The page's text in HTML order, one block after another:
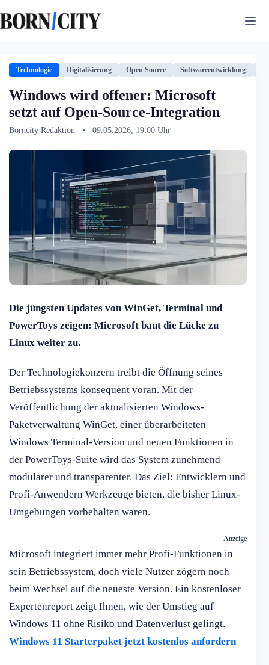
Inhalt
springen
Technologie Digitalisierung Open Source Softwareentwicklung
Windows wird offener: Microsoft
setzt auf Open-Source-Integration
Borncity Redaktion • 09.05.2026, 19:00 Uhr
Die jüngsten Updates von WinGet, Terminal und
PowerToys zeigen: Microsoft baut die Lücke zu
Linux weiter zu.
Der Technologiekonzern treibt die Öffnung seines
Betriebssystems konsequent voran. Mit der
Veröffentlichung der aktualisierten Windows-
Paketverwaltung WinGet, einer überarbeiteten
Windows Terminal-Version und neuen Funktionen in
der PowerToys-Suite wird das System zunehmend
modularer und transparenter. Das Ziel: Entwicklern und
Profi-Anwendern Werkzeuge bieten, die bisher Linux-
Umgebungen vorbehalten waren.
Anzeige
Microsoft integriert immer mehr Profi-Funktionen in
sein Betriebssystem, doch viele Nutzer zögern noch
beim Wechsel auf die neueste Version. Ein kostenloser
Expertenreport zeigt Ihnen, wie der Umstieg auf
Windows 11 ohne Risiko und Datenverlust gelingt.
Windows 11 Starterpaket jetzt kostenlos anfordern